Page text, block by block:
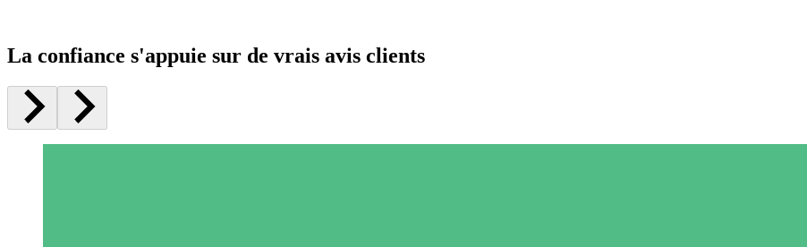
La confiance s'appuie sur de vrais avis clients